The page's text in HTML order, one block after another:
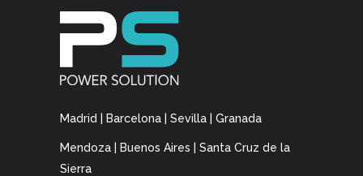
Madrid | Barcelona | Sevilla | Granada
Mendoza | Buenos Aires | Santa Cruz de la
Sierra